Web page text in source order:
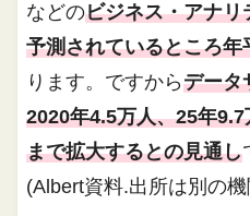
などのビジネス・アナリ
予測されているところ年
ります。ですからデータ
2020年4.5万人、25年
まで拡大するとの見通し
(Albert資料.出所は別の機